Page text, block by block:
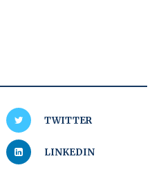
TWITTER
LINKEDIN